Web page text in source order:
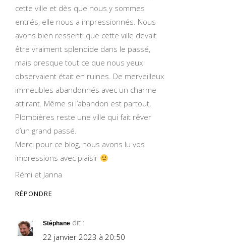
cette ville et dès que nous y sommes
entrés, elle nous a impressionnés. Nous
avons bien ressenti que cette ville devait
être vraiment splendide dans le passé,
mais presque tout ce que nous yeux
observaient était en ruines. De merveilleux
immeubles abandonnés avec un charme
attirant. Même si l’abandon est partout,
Plombières reste une ville qui fait rêver
d’un grand passé.
Merci pour ce blog, nous avons lu vos
impressions avec plaisir
Rémi et Janna
RÉPONDRE
Stéphane dit :
22 janvier 2023 à 20:50